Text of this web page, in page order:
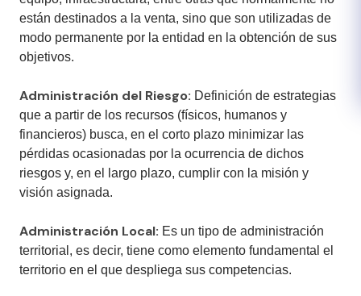
están destinados a la venta, sino que son utilizadas de
modo permanente por la entidad en la obtención de sus
objetivos.​
Administración del Riesgo: Definición de estrategias
que a partir de los recursos (físicos, humanos y
financieros) busca, en el corto plazo minimizar las
pérdidas ocasionadas por la ocurrencia de dichos
riesgos y, en el largo plazo, cumplir con la misión y
visión asignada.
Administración Local: Es un tipo de administración
territorial, es decir, tiene como elemento fundamental el
territorio en el que despliega sus competencias.